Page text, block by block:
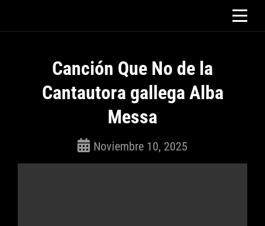
Canción Que No de la
Cantautora gallega Alba
Messa
Noviembre 10, 2025